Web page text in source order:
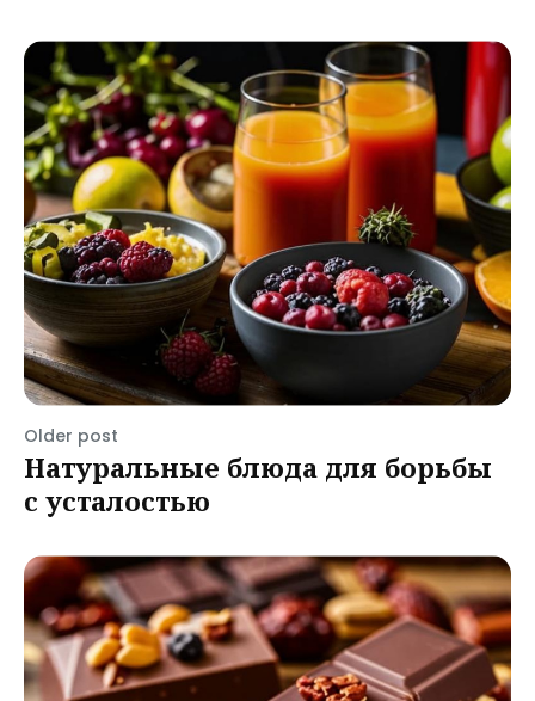
Older post
Натуральные блюда для борьбы
с усталостью